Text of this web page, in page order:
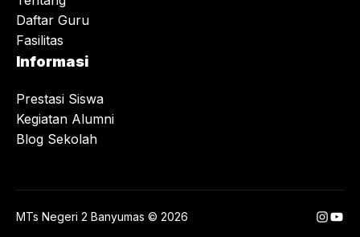
Daftar Guru
Fasilitas
Informasi
Prestasi Siswa
Kegiatan Alumni
Blog Sekolah
MTs Negeri 2 Banyumas © 2026